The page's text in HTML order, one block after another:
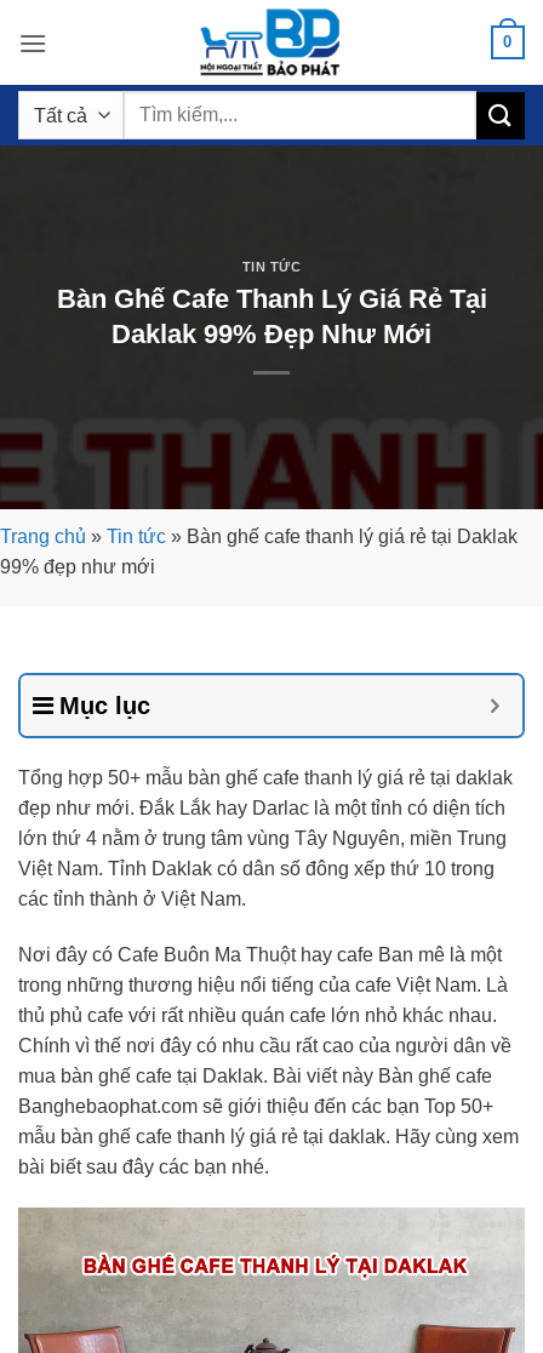
qua
dung
0
Tìm
TIN TỨC
Bàn Ghế Cafe Thanh Lý Giá Rẻ Tại
Daklak 99% Đẹp Như Mới
Trang chủ » Tin tức » Bàn ghế cafe thanh lý giá rẻ tại Daklak
99% đẹp như mới
Mục lục
Tổng hợp 50+ mẫu bàn ghế cafe thanh lý giá rẻ tại daklak
đẹp như mới. Đắk Lắk hay Darlac là một tỉnh có diện tích
lớn thứ 4 nằm ở trung tâm vùng Tây Nguyên, miền Trung
Việt Nam. Tỉnh Daklak có dân số đông xếp thứ 10 trong
các tỉnh thành ở Việt Nam.
Nơi đây có Cafe Buôn Ma Thuột hay cafe Ban mê là một
trong những thương hiệu nổi tiếng của cafe Việt Nam. Là
thủ phủ cafe với rất nhiều quán cafe lớn nhỏ khác nhau.
Chính vì thế nơi đây có nhu cầu rất cao của người dân về
mua bàn ghế cafe tại Daklak. Bài viết này Bàn ghế cafe
Banghebaophat.com sẽ giới thiệu đến các bạn Top 50+
mẫu bàn ghế cafe thanh lý giá rẻ tại daklak. Hãy cùng xem
bài biết sau đây các bạn nhé.